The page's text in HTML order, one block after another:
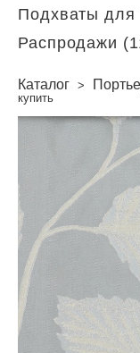
Подхваты для
Распродажи
Каталог >
купить